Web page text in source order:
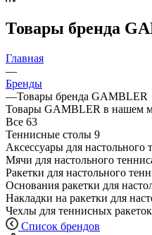
Товары бренда
Главная
—
Бренды
—Товары бренда GAMBLER
Товары GAMBLER в нашем
Все 63
Теннисные столы 9
Аксессуары для настольного
Мячи для настольного
Ракетки для настольного
Основания ракетки для
Накладки на ракетки для
Чехлы для теннисных ракеток
Список брендов